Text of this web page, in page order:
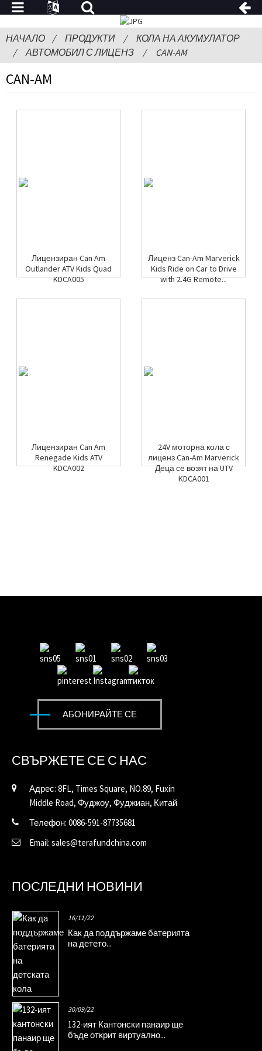
НАЧАЛО ПРОДУКТИ
КОЛА НА АКУМУЛАТОР
АВТОМОБИЛ С ЛИЦЕНЗ
CAN-AM
CAN-AM
Лицензиран Can Am
Outlander ATV Kids Quad
KDCA005
Лиценз Can-Am Marverick
Kids Ride on Car to Drive
with 2.4G Remote...
Лицензиран Can Am
Renegade Kids ATV
KDCA002
24V моторна кола с
лиценз Can-Am Marverick
Деца се возят на UTV
KDCA001
АБОНИРАЙТЕ СЕ
СВЪРЖЕТЕ СЕ С НАС
Адрес: 8FL, Times Square, NO.89, Fuxin
Middle Road, Фуджоу, Фуджиан, Китай
Телефон: 0086-591-87735681
Email: sales@terafundchina.com
ПОСЛЕДНИ НОВИНИ
16/11/22
Как да поддържаме батерията
на детето...
30/09/22
132-ият Кантонски панаир ще
бъде открит виртуално...